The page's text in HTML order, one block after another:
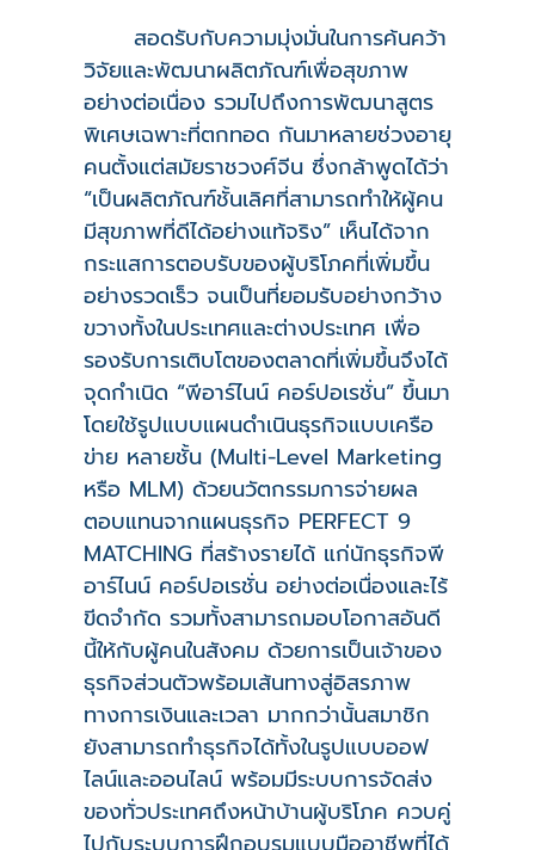
สอดรับกับความมุ่งมั่นในการค้นคว้า
วิจัยและพัฒนาผลิตภัณฑ์เพื่อสุขภาพ
อย่างต่อเนื่อง รวมไปถึงการพัฒนาสูตร
พิเศษเฉพาะที่ตกทอด กันมาหลายช่วงอายุ
คนตั้งแต่สมัยราชวงศ์จีน ซึ่งกล้าพูดได้ว่า
“เป็นผลิตภัณฑ์ชั้นเลิศที่สามารถทำให้ผู้คน
มีสุขภาพที่ดีได้อย่างแท้จริง” เห็นได้จาก
กระแสการตอบรับของผู้บริโภคที่เพิ่มขึ้น
อย่างรวดเร็ว จนเป็นที่ยอมรับอย่างกว้าง
ขวางทั้งในประเทศและต่างประเทศ เพื่อ
รองรับการเติบโตของตลาดที่เพิ่มขึ้นจึงได้
จุดกำเนิด “พีอาร์ไนน์ คอร์ปอเรชั่น” ขึ้นมา
โดยใช้รูปแบบแผนดำเนินธุรกิจแบบเครือ
ข่าย หลายชั้น (Multi-Level Marketing
หรือ MLM) ด้วยนวัตกรรมการจ่ายผล
ตอบแทนจากแผนธุรกิจ PERFECT 9
MATCHING ที่สร้างรายได้ แก่นักธุรกิจพี
อาร์ไนน์ คอร์ปอเรชั่น อย่างต่อเนื่องและไร้
ขีดจำกัด รวมทั้งสามารถมอบโอกาสอันดี
นี้ให้กับผู้คนในสังคม ด้วยการเป็นเจ้าของ
ธุรกิจส่วนตัวพร้อมเส้นทางสู่อิสรภาพ
ทางการเงินและเวลา มากกว่านั้นสมาชิก
ยังสามารถทำธุรกิจได้ทั้งในรูปแบบออฟ
ไลน์และออนไลน์ พร้อมมีระบบการจัดส่ง
ของทั่วประเทศถึงหน้าบ้านผู้บริโภค ควบคู่